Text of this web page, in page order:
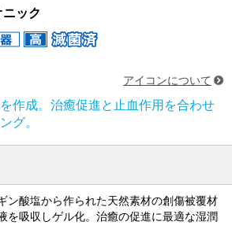
ック
アイコンについて
作成。治癒促進と止血作用を合わせ
グ。
ン酸塩から作られた天然素材の創傷被覆材
を吸収しゲル化。治癒の促進に最適な湿潤